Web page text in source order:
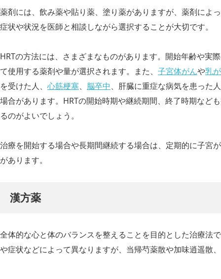
薬剤には、飲み薬や貼り薬、塗り薬がありますが、薬剤によ
症状や状況を医師と相談しながら選択することが大切です。
HRTの方法には、さまざまなものがあります。開始年齢や実
て使用する薬剤や量が選択されます。また、 子宮体がんや乳
を受けた人、 心筋梗塞、 脳卒中、肝臓に重症な病気を患った
場合があります。HRTの開始時期や継続期間、終了時期など
るのがよいでしょう。
治療を開始する場合や長期間継続する場合は、定期的に子宮が
があります。
漢方薬
全体的な心と体のバランスを整えることを目的とした治療法
や症状などによって異なりますが、当帰芍薬散や加味逍遥散